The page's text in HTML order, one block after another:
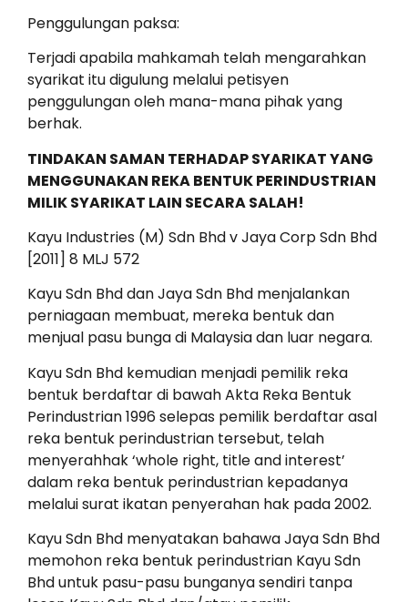
Penggulungan paksa:
Terjadi apabila mahkamah telah mengarahkan
syarikat itu digulung melalui petisyen
penggulungan oleh mana-mana pihak yang
berhak.
TINDAKAN SAMAN TERHADAP SYARIKAT YANG
MENGGUNAKAN REKA BENTUK PERINDUSTRIAN
MILIK SYARIKAT LAIN SECARA SALAH!
Kayu Industries (M) Sdn Bhd v Jaya Corp Sdn Bhd
[2011] 8 MLJ 572
Kayu Sdn Bhd dan Jaya Sdn Bhd menjalankan
perniagaan membuat, mereka bentuk dan
menjual pasu bunga di Malaysia dan luar negara.
Kayu Sdn Bhd kemudian menjadi pemilik reka
bentuk berdaftar di bawah Akta Reka Bentuk
Perindustrian 1996 selepas pemilik berdaftar asal
reka bentuk perindustrian tersebut, telah
menyerahhak ‘whole right, title and interest’
dalam reka bentuk perindustrian kepadanya
melalui surat ikatan penyerahan hak pada 2002.
Kayu Sdn Bhd menyatakan bahawa Jaya Sdn Bhd
memohon reka bentuk perindustrian Kayu Sdn
Bhd untuk pasu-pasu bunganya sendiri tanpa